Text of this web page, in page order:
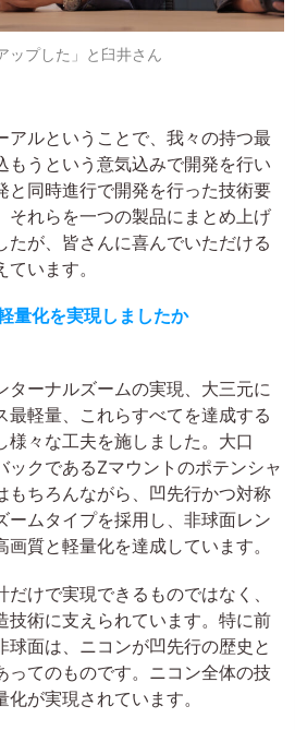
ップした」と臼井さん
アルということで、我々の持つ最
もうという意気込みで開発を行い
と同時進行で開発を行った技術要
それらを一つの製品にまとめ上げ
たが、皆さんに喜んでいただける
います。
量化を実現しましたか
ターナルズームの実現、大三元に
最軽量、これらすべてを達成する
様々な工夫を施しました。大口
ックであるZマウントのポテンシャ
もちろんながら、凹先行かつ対称
ームタイプを採用し、非球面レン
質と軽量化を達成しています。
けで実現できるものではなく、
技術に支えられています。特に前
球面は、ニコンが凹先行の歴史と
ってのものです。ニコン全体の技
が実現されています。